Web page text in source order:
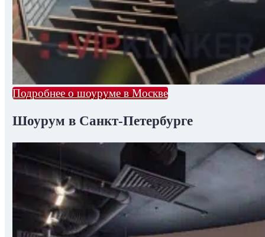
Подробнее о шоуруме в Москве
Шоурум в Санкт-Петербурге